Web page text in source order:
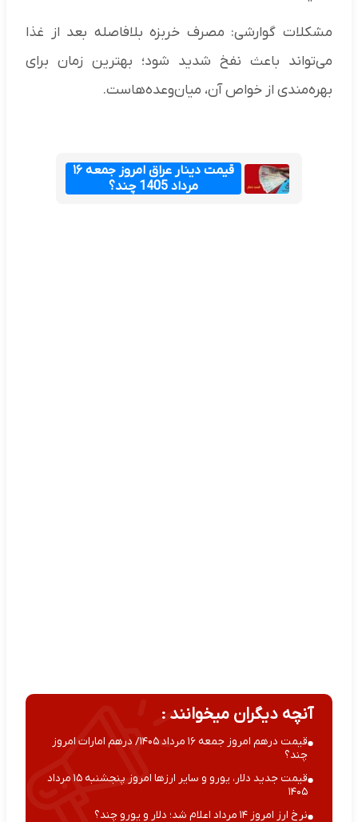
مشکلات گوارشی: مصرف خربزه بلافاصله بعد از غذا
می‌تواند باعث نفخ شدید شود؛ بهترین زمان برای
بهره‌مندی از خواص آن، میان‌وعده‌هاست.
قیمت دینار عراق امروز جمعه ۱۶
مرداد 1405 چند؟
آنچه دیگران میخوانند :
قیمت درهم امروز جمعه ۱۶ مرداد ۱۴۰۵/ درهم امارات امروز
چند؟
قیمت جدید دلار، یورو و سایر ارزها امروز پنجشنبه ۱۵ مرداد
۱۴۰۵
نرخ ارز امروز ۱۴ مرداد اعلام شد؛ دلار و یورو چند؟